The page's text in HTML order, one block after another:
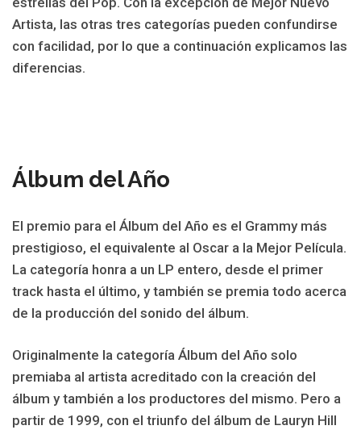
Artista, las otras tres categorías pueden confundirse
con facilidad, por lo que a continuación explicamos las
diferencias.
Álbum del Año
El premio para el Álbum del Año es el Grammy más
prestigioso, el equivalente al Oscar a la Mejor Película.
La categoría honra a un LP entero, desde el primer
track hasta el último, y también se premia todo acerca
de la producción del sonido del álbum.
Originalmente la categoría Álbum del Año solo
premiaba al artista acreditado con la creación del
álbum y también a los productores del mismo. Pero a
partir de 1999, con el triunfo del álbum de Lauryn Hill